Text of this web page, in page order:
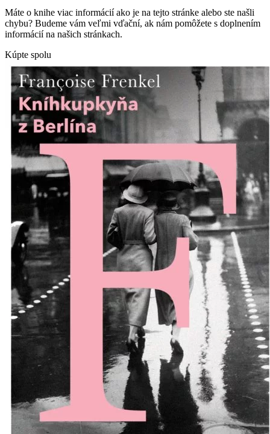
Máte o knihe viac informácií ako je na tejto stránke alebo ste našli
chybu? Budeme vám veľmi vďační, ak nám pomôžete s doplnením
informácií na našich stránkach.
Kúpte spolu